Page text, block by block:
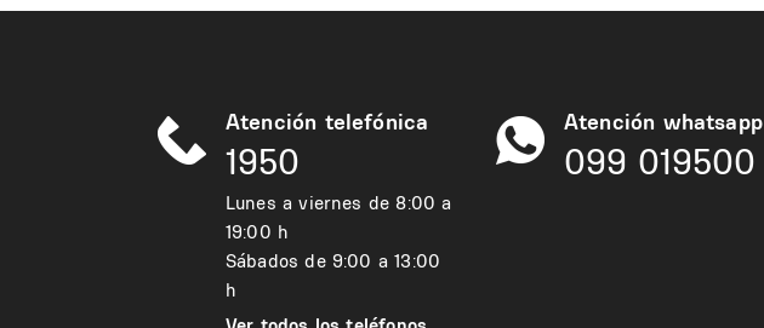
Atención telefónica
1950
Lunes a viernes de 8:00 a
19:00 h
Sábados de 9:00 a 13:00
h
Atención whatsapp
099 019500